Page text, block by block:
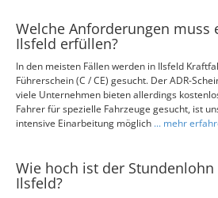
Welche Anforderungen muss
Ilsfeld erfüllen?
In den meisten Fällen werden in Ilsfeld
Führerschein (C / CE) gesucht. Der ADR-
viele Unternehmen bieten allerdings
Fahrer für spezielle Fahrzeuge gesucht, ist
intensive Einarbeitung möglich ... mehr
Wie hoch ist der Stundenlohn
Ilsfeld?